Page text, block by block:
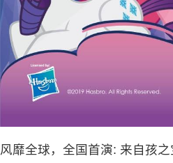
风靡全球，全国首演: 来自孩